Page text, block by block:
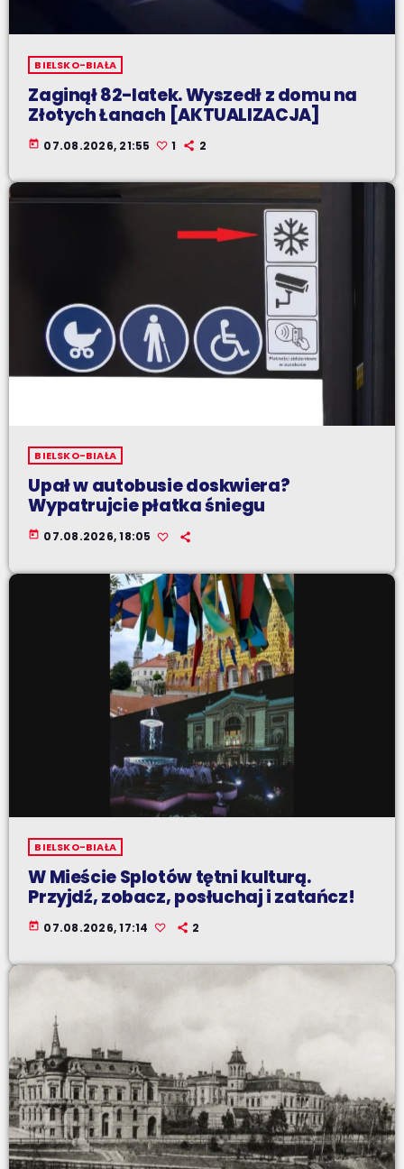
BIELSKO-BIAŁA
Zaginął 82-latek. Wyszedł z domu na
Złotych Łanach [AKTUALIZACJA]
today 07.08.2026, 21:55 1 2
BIELSKO-BIAŁA
Upał w autobusie doskwiera?
Wypatrujcie płatka śniegu
today 07.08.2026, 18:05
BIELSKO-BIAŁA
W Mieście Splotów tętni kulturą.
Przyjdź, zobacz, posłuchaj i zatańcz!
today 07.08.2026, 17:14 2